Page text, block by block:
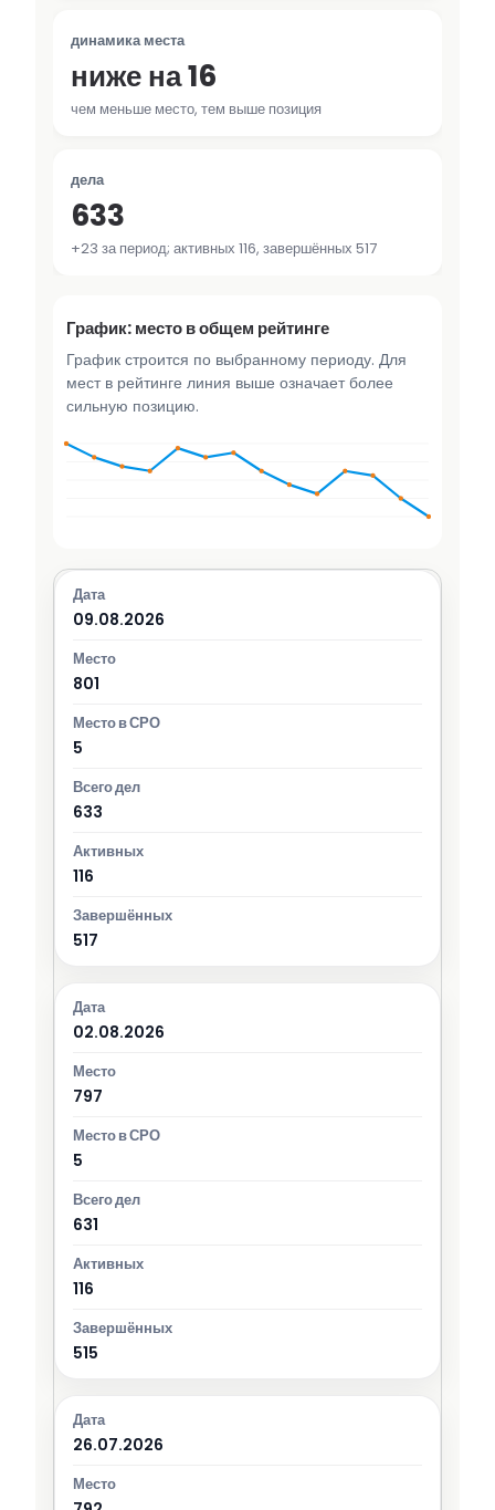
динамика места
ниже на 16
чем меньше место, тем выше позиция
дела
633
+23 за период; активных 116, завершённых 517
График: место в общем рейтинге
График строится по выбранному периоду. Для
мест в рейтинге линия выше означает более
сильную позицию.
09.08.2026
801
5
633
116
517
02.08.2026
797
5
631
116
515
26.07.2026